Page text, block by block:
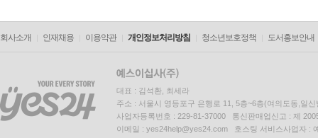
회사소개 인재채용 이용약관 개인정보처리방침 청소년보호정책 도서홍보안내
대표 : 김석환, 최세라
주소 : 서울시 영등포구 은행로 11, 5층~6층(여의도동,일신
사업자등록번호 : 229-81-37000 통신판매업신고 : 제
이메일 : yes24help@yes24.com 호스팅 서비스사업자 :